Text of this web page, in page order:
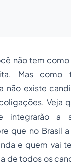
não tem
Mas como
não existe
Veja
integrarão a
que no Brasil
e quem vai
de todos os